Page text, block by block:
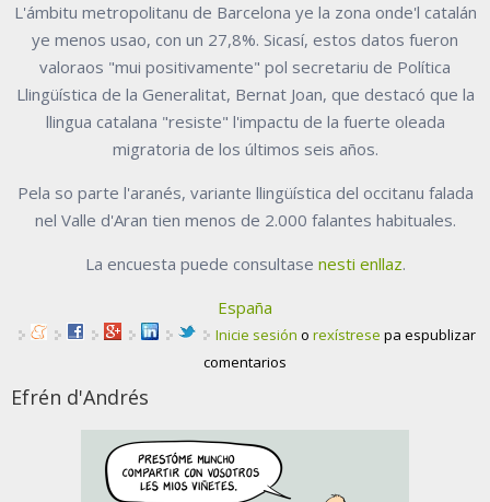
L'ámbitu metropolitanu de Barcelona ye la zona onde'l catalán
ye menos usao, con un 27,8%. Sicasí, estos datos fueron
valoraos "mui positivamente" pol secretariu de Política
Llingüística de la Generalitat, Bernat Joan, que destacó que la
llingua catalana "resiste" l'impactu de la fuerte oleada
migratoria de los últimos seis años.
Pela so parte l'aranés, variante llingüística del occitanu falada
nel Valle d'Aran tien menos de 2.000 falantes habituales.
La encuesta puede consultase nesti enllaz.
España
Inicie sesión o rexístrese pa espublizar
comentarios
Efrén d'Andrés